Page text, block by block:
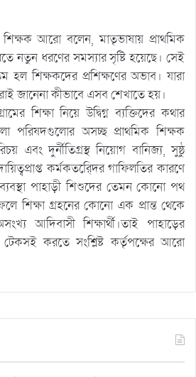
শিক্ষক আরো বলেন, মাতৃভাষায় প্রাথমিক
নতুন ধরণের সমস্যার সৃষ্টি হয়েছে। সেই
হল শিক্ষকদের প্রশিক্ষণের অভাব। যারা
জানেনা কীভাবে এসব শেখাতে হয়।
শিক্ষা নিয়ে উদ্বিগ্ন ব্যক্তিদের কথার
পরিষদগুলোর অসচ্ছ প্রাথমিক শিক্ষক
এবং দুর্নীতিগ্রস্থ নিয়োগ বানিজ্য, সুষ্ঠু
কর্মকতর্েিদর গাফিলতির কারণে
ব্যবস্থা পাহাড়ী শিশুদের তেমন কোনো পথ
শিক্ষা গ্রহনের কোনো এক প্রান্ত থেকে
আদিবাসী শিক্ষার্থী।তাই পাহাড়ের
করতে সংশ্লিষ্ট কর্তৃপক্ষের আরো